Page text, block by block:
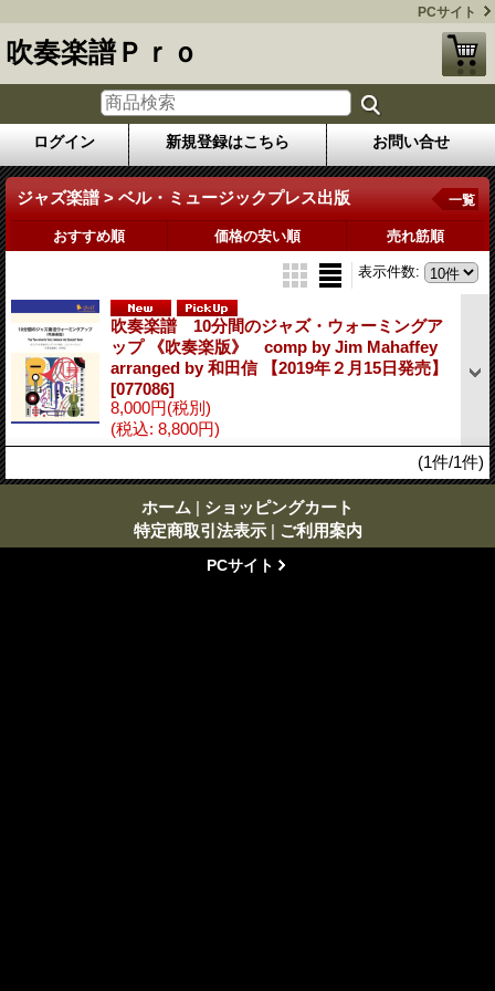
PCサイト
吹奏楽譜Ｐｒｏ
ログイン 新規登録はこちら お問い合せ
ジャズ楽譜 > ベル・ミュージックプレス出版 一覧
おすすめ順 価格の安い順 売れ筋順
表示件数:
吹奏楽譜 10分間のジャズ・ウォーミングア
ップ 《吹奏楽版》 comp by Jim Mahaffey
arranged by 和田信 【2019年２月15日発売】
[077086]
8,000円(税別)
(税込: 8,800円)
(1件/1件)
ホーム | ショッピングカート
特定商取引法表示 | ご利用案内
PCサイト